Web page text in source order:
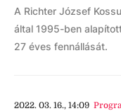
A Richter József
által 1995-ben
27 éves fennállását.
2022. 03. 16., 14:09